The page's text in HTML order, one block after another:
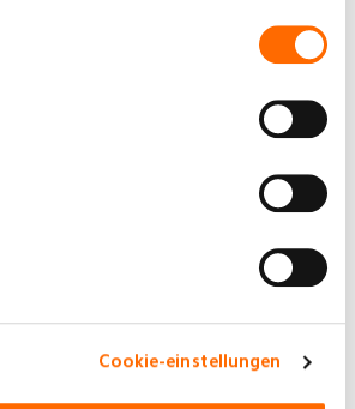
Cookie-einstellungen